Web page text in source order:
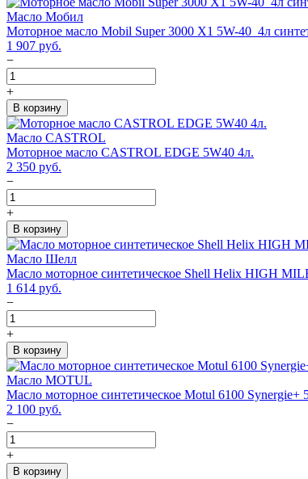
Масло Мобил
Моторное масло Mobil Super 3000 X1 5W-40 4л
1 907 руб.
−
+
В корзину
Масло CASTROL
Моторное масло CASTROL EDGE 5W40 4л.
2 350 руб.
−
+
В корзину
Масло Шелл
Масло моторное синтетическое Shell Helix HIGH
1 614 руб.
−
+
В корзину
Масло MOTUL
Масло моторное синтетическое Motul 6100 Synergie+
2 100 руб.
−
+
В корзину